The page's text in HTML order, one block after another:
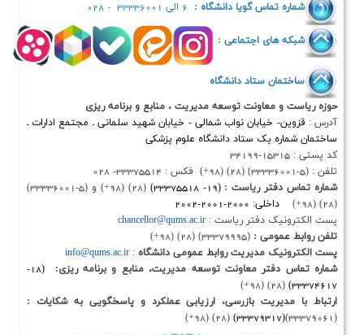
گویا دانشگاه :6 الی 33336001 - 028
اجتماعی :
ستاد دانشگاه
توسعه مدیریت ، منابع و برنامه ریزی
نواب شمالی - خیابان شهید سلمانی ـ مجتمع ادارات ـ
یک ستاد دانشگاه علوم پزشکی
ریاست :(
19- 33375518)
(28) (98+) و (5-33336001)
2000-2001-2002
دفتر ریاست :chancellor@qums.ac.ir
(33379995) (28) (98+)
مدیریت روابط عمومی دانشگاه:
info@qums.ac.ir
معاونت توسعه مدیریت، منابع و برنامه ریزی:(
18-
بازرسی، ارزیابی عملکرد و پاسخگویی به شکایات :
(28) (98+)